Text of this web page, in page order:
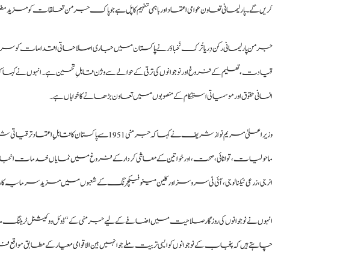
کریں گے۔ پارلیمانی تعاون عوامی اعتماد اور باہمی تفہیم کا پل ہے جو پاک جرمن تعلقات کو مزید
جرمن پارلیمانی رکن دِریا تُرک نَخباؤر نے پاکستان میں جاری اصلاحاتی اقدامات کو
قیادت، تعلیم کے فروغ اور نوجوانوں کی ترقی کے حوالے سے وژن قابلِ تحسین ہے۔ انہوں نے
انسانی حقوق اور موسمیاتی استحکام کے منصوبوں میں تعاون بڑھانے کا خواہاں ہے۔
وزیراعلیٰ مریم نواز شریف نے کہا کہ جرمنی 1951 سے
ماحولیات، توانائی، صحت، اور خواتین کے معاشی کردار کے فروغ میں نمایاں خدمات
انرجی، زرعی ٹیکنالوجی، آئی ٹی سروسز اور کلین مینوفیکچرنگ کے شعبوں میں مزید سرمایہ
انہوں نے نوجوانوں کی روزگار صلاحیت میں اضافے کے لیے جرمنی کے “ڈوئل ووکیشنل ٹریننگ
چاہتے ہیں کہ پنجاب کے نوجوانوں کو ایسی تربیت ملے جو انہیں بین الاقوامی معیار کے مطابق